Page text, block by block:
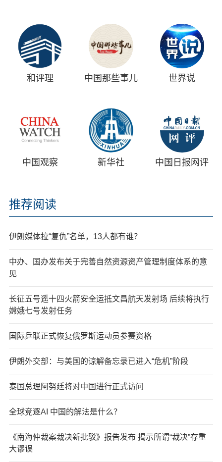
和评理 中国那些事儿 世界说
中国观察 新华社 中国日报网评
推荐阅读
伊朗媒体拉“复仇”名单，13人都有谁？
中办、国办发布关于完善自然资源资产管理制度体系的意
见
长征五号遥十四火箭安全运抵文昌航天发射场 后续将执行
嫦娥七号发射任务
国际乒联正式恢复俄罗斯运动员参赛资格
伊朗外交部：与美国的谅解备忘录已进入“危机”阶段
泰国总理阿努廷将对中国进行正式访问
全球竞逐AI 中国的解法是什么？
《南海仲裁案裁决新批驳》报告发布 揭示所谓“裁决”存重
大谬误